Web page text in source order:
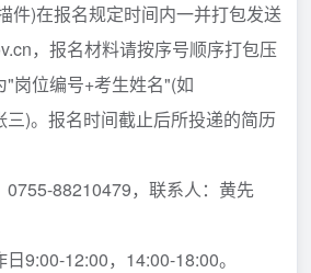
件)在报名规定时间内一并打包发送
，报名材料请按序号顺序打包压
岗位编号+考生姓名"(如
)。报名时间截止后所投递的简历
88210479，联系人：黄先
12:00，14:00-18:00。